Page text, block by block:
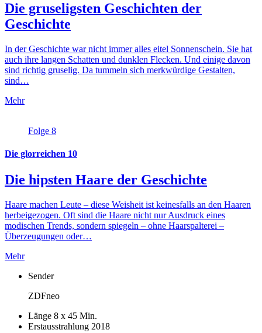
Die gruseligsten Geschichten der
Geschichte
In der Geschichte war nicht immer alles eitel Sonnenschein. Sie hat
auch ihre langen Schatten und dunklen Flecken. Und einige davon
sind richtig gruselig. Da tummeln sich merkwürdige Gestalten,
sind…
Mehr
Folge 8
Die glorreichen 10
Die hipsten Haare der Geschichte
Haare machen Leute – diese Weisheit ist keinesfalls an den Haaren
herbeigezogen. Oft sind die Haare nicht nur Ausdruck eines
modischen Trends, sondern spiegeln – ohne Haarspalterei –
Überzeugungen oder…
Mehr
Sender
ZDFneo
Länge 8 x 45 Min.
Erstausstrahlung 2018